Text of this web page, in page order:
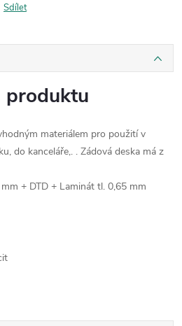
Sdílet
produktu
materiálem pro použití v
do kanceláře,. . Zádová deska má z
+ DTD + Laminát tl. 0,65 mm